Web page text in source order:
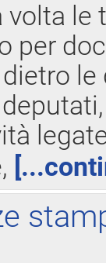
volta le
per